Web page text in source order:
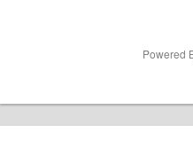
Powered